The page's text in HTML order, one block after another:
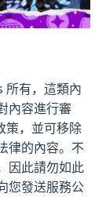
所有，這類內
內容進行審
策，並可移除
律的內容。不
因此請勿如此
您發送服務公